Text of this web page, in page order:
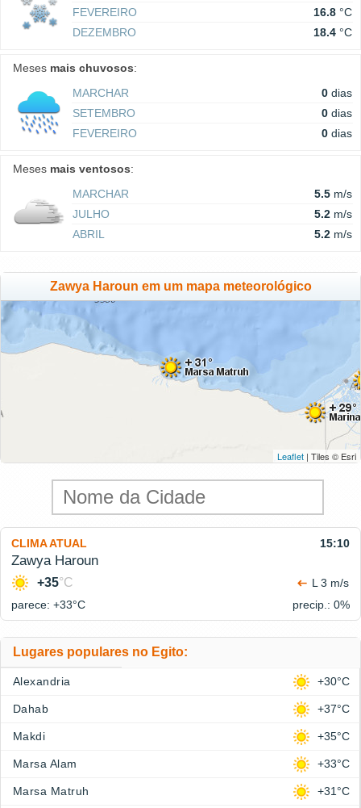
FEVEREIRO
16.8 °C
DEZEMBRO
18.4 °C
Meses mais chuvosos:
MARCHAR
0 dias
SETEMBRO
0 dias
FEVEREIRO
0 dias
Meses mais ventosos:
MARCHAR
5.5 m/s
JULHO
5.2 m/s
ABRIL
5.2 m/s
Zawya Haroun em um mapa meteorológico
Leaflet | Tiles © Esri
CLIMA ATUAL 15:10
Zawya Haroun
+35°C
L 3 m/s
parece: +33°C precip.: 0%
Lugares populares no Egito:
Alexandria +30°C
Dahab +37°C
Makdi +35°C
Marsa Alam +33°C
Marsa Matruh +31°C